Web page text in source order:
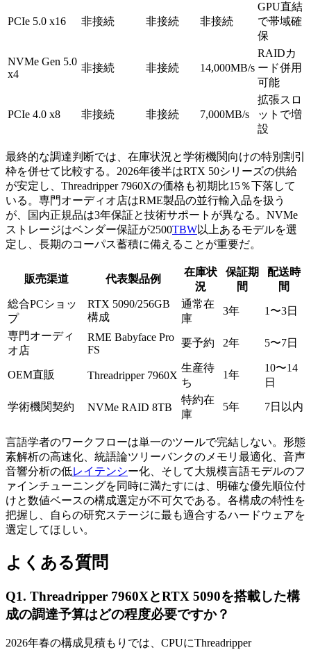
PCIe 5.0 x16 非接続 非接続 非接続
GPU直結
で帯域確
保
NVMe Gen 5.0
x4
非接続 非接続 14,000MB/s
RAIDカ
ード併用
可能
PCIe 4.0 x8 非接続 非接続 7,000MB/s
拡張スロ
ットで増
設
最終的な調達判断では、在庫状況と学術機関向けの特別割引
枠を併せて比較する。2026年後半はRTX 50シリーズの供給
が安定し、Threadripper 7960Xの価格も初期比15％下落して
いる。専門オーディオ店はRME製品の並行輸入品を扱う
が、国内正規品は3年保証と技術サポートが異なる。NVMe
ストレージはベンダー保証が2500TBW以上あるモデルを選
定し、長期のコーパス蓄積に備えることが重要だ。
販売渠道 代表製品例
在庫状
況
保証期
間
配送時
間
総合PCショッ
プ
RTX 5090/256GB
構成
通常在
庫
3年 1〜3日
専門オーディ
オ店
RME Babyface Pro
FS
要予約 2年 5〜7日
OEM直販 Threadripper 7960X
生産待
ち
1年
10〜14
日
学術機関契約 NVMe RAID 8TB
特約在
庫
5年 7日以内
言語学者のワークフローは単一のツールで完結しない。形態
素解析の高速化、統語論ツリーバンクのメモリ最適化、音声
音響分析の低レイテンシー化、そして大規模言語モデルのフ
ァインチューニングを同時に満たすには、明確な優先順位付
けと数値ベースの構成選定が不可欠である。各構成の特性を
把握し、自らの研究ステージに最も適合するハードウェアを
選定してほしい。
よくある質問
Q1. Threadripper 7960XとRTX 5090を搭載した構
成の調達予算はどの程度必要ですか？
2026年春の構成見積もりでは、CPUにThreadripper